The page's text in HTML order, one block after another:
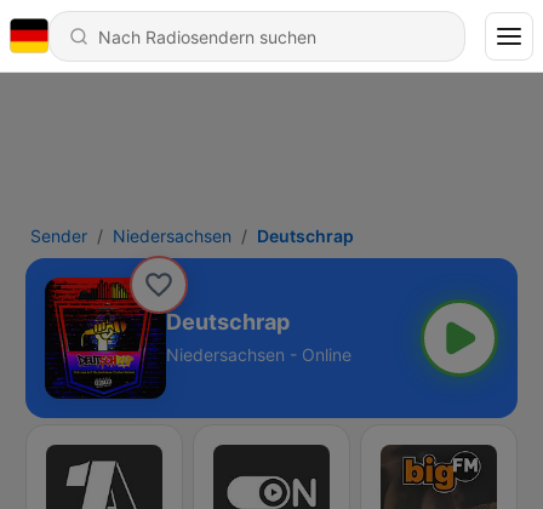
Sender Niedersachsen Deutschrap
Deutschrap
Niedersachsen - Online